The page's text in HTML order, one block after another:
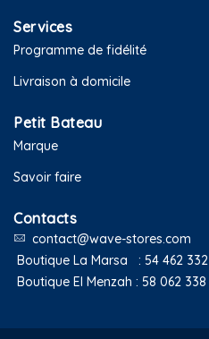
Services
Programme de fidélité
Livraison à domicile
Petit Bateau
Marque
Savoir faire
Contacts
contact@wave-stores.com
Boutique La Marsa : 54 462 332
Boutique El Menzah : 58 062 338